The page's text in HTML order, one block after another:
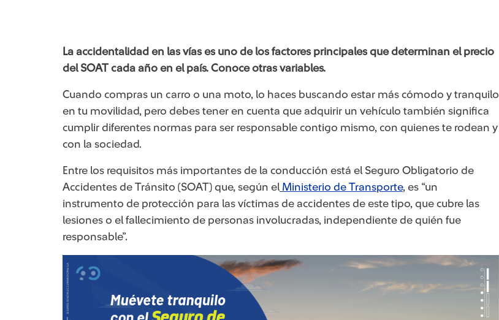
La accidentalidad en las vías es uno de los factores principales que determinan el precio
del SOAT cada año en el país. Conoce otras variables.
Cuando compras un carro o una moto, lo haces buscando estar más cómodo y tranquilo
en tu movilidad, pero debes tener en cuenta que adquirir un vehículo también significa
cumplir diferentes normas para ser responsable contigo mismo, con quienes te rodean y
con la sociedad.
Entre los requisitos más importantes de la conducción está el Seguro Obligatorio de
Accidentes de Tránsito (SOAT) que, según el Ministerio de Transporte, es “un
instrumento de protección para las víctimas de accidentes de este tipo, que cubre las
lesiones o el fallecimiento de personas involucradas, independiente de quién fue
responsable”.